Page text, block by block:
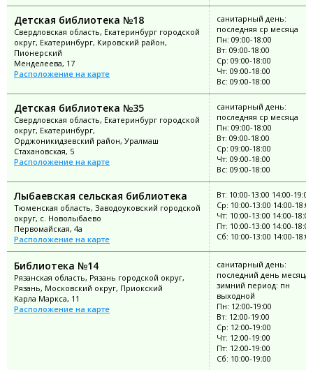
Детская библиотека №18
Свердловская область, Екатеринбург городской
округ, Екатеринбург, Кировский район,
Пионерский
Менделеева, 17
Расположение на карте
санитарный день:
последняя ср месяца
Пн: 09:00-18:00
Вт: 09:00-18:00
Ср: 09:00-18:00
Чт: 09:00-18:00
Вс: 09:00-18:00
Детская библиотека №35
Свердловская область, Екатеринбург городской
округ, Екатеринбург,
Орджоникидзевский район, Уралмаш
Стахановская, 5
Расположение на карте
санитарный день:
последняя ср месяца
Пн: 09:00-18:00
Вт: 09:00-18:00
Ср: 09:00-18:00
Чт: 09:00-18:00
Вс: 09:00-18:00
Лыбаевская сельская библиотека
Тюменская область, Заводоуковский городской
округ, с. Новолыбаево
Первомайская, 4а
Расположение на карте
Вт: 10:00-13:00 14:00-19:00
Ср: 10:00-13:00 14:00-18:00
Чт: 10:00-13:00 14:00-18:00
Пт: 10:00-13:00 14:00-18:00
Сб: 10:00-13:00 14:00-18:00
Библиотека №14
Рязанская область, Рязань городской округ,
Рязань, Московский округ, Приокский
Карла Маркса, 11
Расположение на карте
санитарный день:
последний день месяца;
зимний период: пн
выходной
Пн: 12:00-19:00
Вт: 12:00-19:00
Ср: 12:00-19:00
Чт: 12:00-19:00
Пт: 12:00-19:00
Сб: 10:00-19:00